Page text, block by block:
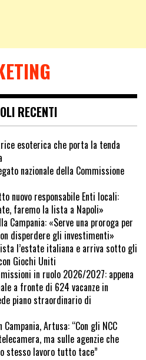
RECENTI
esoterica che porta la tenda
nazionale della Commissione
nuovo responsabile Enti locali:
faremo la lista a Napoli»
Campania: «Serve una proroga per
disperdere gli investimenti»
l’estate italiana e arriva sotto gli
Giochi Uniti
in ruolo 2026/2027: appena
a fronte di 624 vacanze in
piano straordinario di
Artusa: “Con gli NCC
ma sulle agenzie che
stesso lavoro tutto tace”